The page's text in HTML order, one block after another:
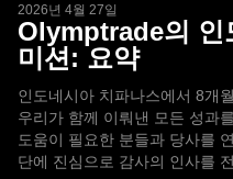
2026년 4월 27일
Olymptrade의 인
미션: 요약
인도네시아 치파나스에서 8개
우리가 함께 이뤄낸 모든 성과
도움이 필요한 분들과 당사를
단에 진심으로 감사의 인사를